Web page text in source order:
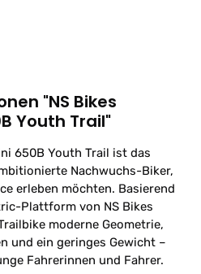
"NS Bikes
Youth Trail"
650B Youth Trail ist das
Nachwuchs-Biker,
erleben möchten. Basierend
Plattform von NS Bikes
moderne Geometrie,
und ein geringes Gewicht –
Fahrerinnen und Fahrer.